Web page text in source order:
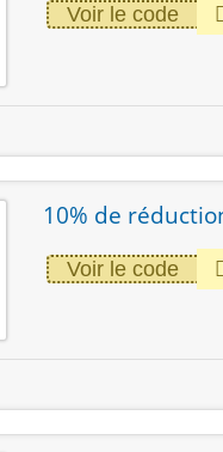
Voir le code
10% de
Voir le code